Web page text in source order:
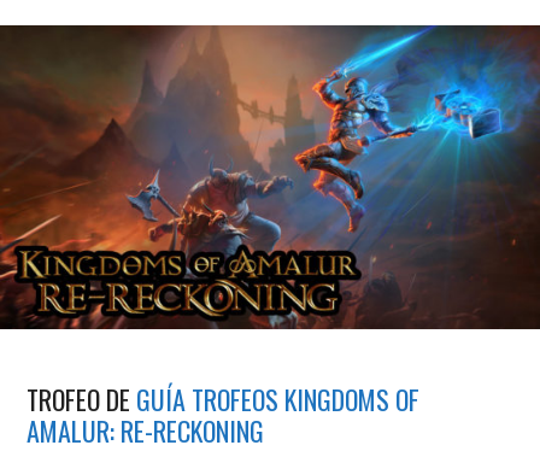
TROFEO DE GUÍA TROFEOS KINGDOMS OF
AMALUR: RE-RECKONING